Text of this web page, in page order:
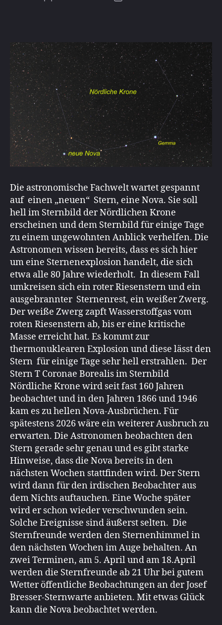
Die astronomische Fachwelt wartet gespannt
auf einen „neuen“ Stern, eine Nova. Sie soll
hell im Sternbild der Nördlichen Krone
erscheinen und dem Sternbild für einige Tage
zu einem ungewohnten Anblick verhelfen. Die
Astronomen wissen bereits, dass es sich hier
um eine Sternenexplosion handelt, die sich
etwa alle 80 Jahre wiederholt. In diesem Fall
umkreisen sich ein roter Riesenstern und ein
ausgebrannter Sternenrest, ein weißer Zwerg.
Der weiße Zwerg zapft Wasserstoffgas vom
roten Riesenstern ab, bis er eine kritische
Masse erreicht hat. Es kommt zur
thermonuklearen Explosion und diese lässt den
Stern für einige Tage sehr hell erstrahlen. Der
Stern T Coronae Borealis im Sternbild
Nördliche Krone wird seit fast 160 Jahren
beobachtet und in den Jahren 1866 und 1946
kam es zu hellen Nova-Ausbrüchen. Für
spätestens 2026 wäre ein weiterer Ausbruch zu
erwarten. Die Astronomen beobachten den
Stern gerade sehr genau und es gibt starke
Hinweise, dass die Nova bereits in den
nächsten Wochen stattfinden wird. Der Stern
wird dann für den irdischen Beobachter aus
dem Nichts auftauchen. Eine Woche später
wird er schon wieder verschwunden sein.
Solche Ereignisse sind äußerst selten. Die
Sternfreunde werden den Sternenhimmel in
den nächsten Wochen im Auge behalten. An
zwei Terminen, am 5. April und am 18.April
werden die Sternfreunde ab 21 Uhr bei gutem
Wetter öffentliche Beobachtungen an der Josef
Bresser-Sternwarte anbieten. Mit etwas Glück
kann die Nova beobachtet werden.